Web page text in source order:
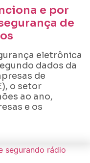
e por
de
eletrônica
dados da
de
o setor
ao ano,
e os